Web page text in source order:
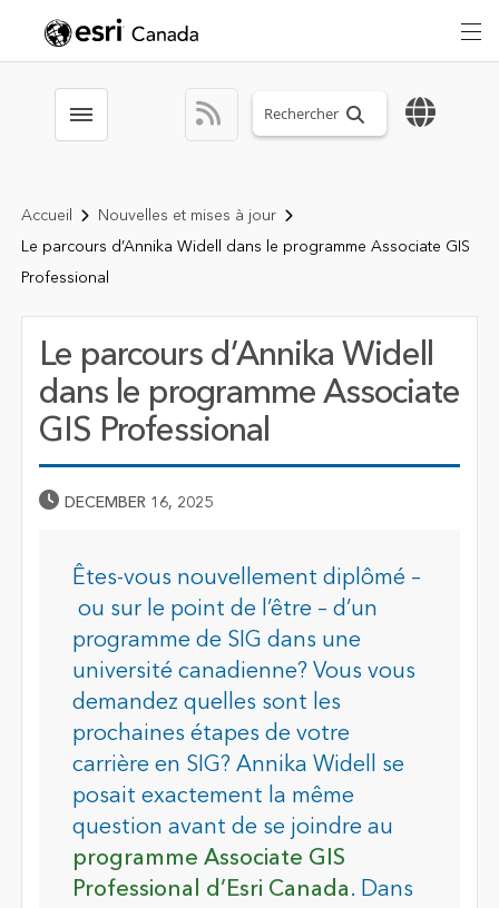
Toggle menubar Search sitewide
Accueil
Nouvelles et mises à jour
Le parcours d’Annika Widell dans le programme Associate GIS
Professional
Le parcours d’Annika Widell
dans le programme Associate
GIS Professional
Published Date
DECEMBER 16, 2025
Êtes-vous nouvellement diplômé –
ou sur le point de l’être – d’un
programme de SIG dans une
université canadienne? Vous vous
demandez quelles sont les
prochaines étapes de votre
carrière en SIG? Annika Widell se
posait exactement la même
question avant de se joindre au
programme Associate GIS
Professional d’Esri Canada . Dans